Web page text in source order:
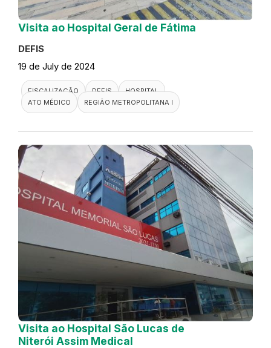
Visita ao Hospital Geral de Fátima
DEFIS
19 de July de 2024
FISCALIZAÇÃO DEFIS
HOSPITAL
ATO MÉDICO
REGIÃO METROPOLITANA I
Visita ao Hospital São Lucas de
Niterói Assim Medical